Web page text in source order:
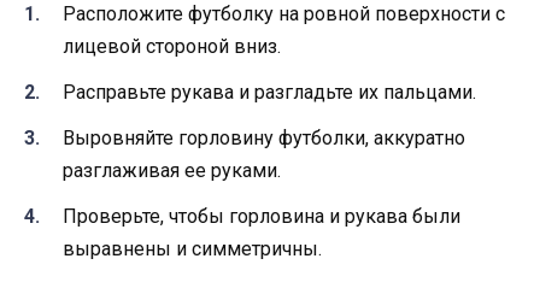
Расположите футболку на ровной поверхности с
лицевой стороной вниз.
Расправьте рукава и разгладьте их пальцами.
Выровняйте горловину футболки, аккуратно
разглаживая ее руками.
Проверьте, чтобы горловина и рукава были
выравнены и симметричны.